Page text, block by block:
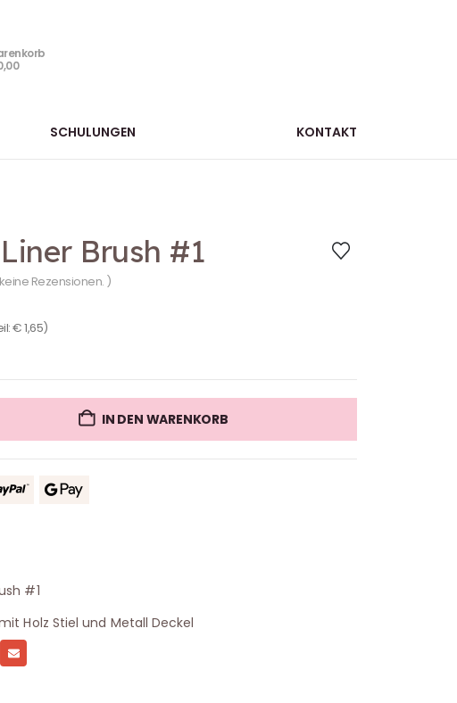
SCHULUNGEN KONTAKT
Brush #1
Rezensionen. )
€1,65)
IN DEN WARENKORB
#1
Holz Stiel und Metall Deckel